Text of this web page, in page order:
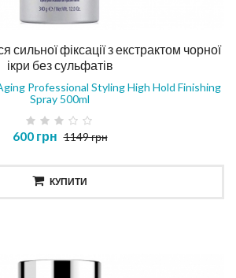
фіксації з екстрактом чорної
ікри без сульфатів
Professional Styling High Hold Finishing
Spray 500ml
600 грн 1149 грн
КУПИТИ